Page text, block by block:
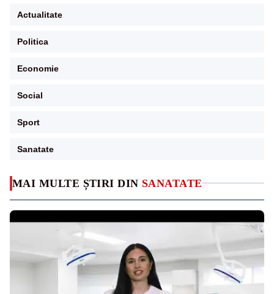
MAI MULTE ȘTIRI DIN SANATATE
Actualitate
Politica
Economie
Social
Sport
Sanatate